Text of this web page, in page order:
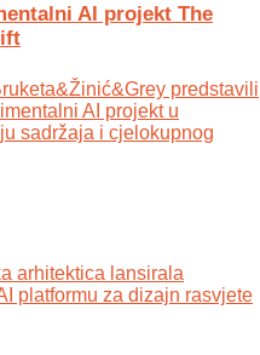
AI projekt The
predstavili
AI projekt u
sadržaja i cjelokupnog